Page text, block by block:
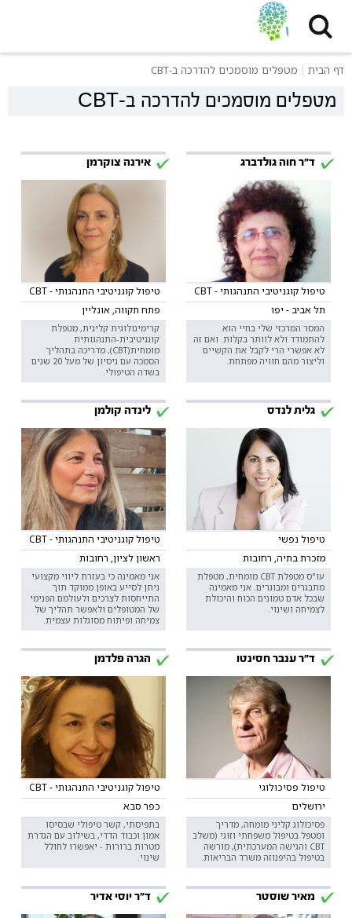
דף הבית מטפלים מוסמכים להדרכה ב-CBT
מטפלים מוסמכים להדרכה ב-CBT
ד"ר חוה גולדברג
טיפול קוגניטיבי התנהגותי - CBT
תל אביב - יפו
המסר המרכזי שלי בחיי הוא
להתמודד ולא לוותר בקלות. ואם זה
לא אפשרי הרי לקבל את הקשיים
וליצור מהם חוויה מפתחת.
אירנה צוקרמן
טיפול קוגניטיבי התנהגותי - CBT
פתח תקווה, אונליין
קרימינולוגית קלינית, מטפלת
קוגניטיבית-התנהגותית
מומחית(CBT), מדריכה בתהליך
הסמכה עם ניסיון של מעל 20 שנים
בשדה הטיפולי.
גלית לנדס
טיפול נפשי
מזכרת בתיה, רחובות
עו"ס מטפלת CBT מומחית, מטפלת
מתבגרים ומבוגרים. אני מאמינה
שבכל אדם טמונים הכוח והיכולת
לצמיחה ושינוי.
לינדה קולמן
טיפול קוגניטיבי התנהגותי - CBT
ראשון לציון, רחובות
אני מאמינה כי בעזרת ליווי מקצועי
ניתן לסייע באופן ממוקד תוך
התייחסות לצרכים ולעולמם הפנימי
של המטופלים ולאפשר תהליך של
צמיחה ופיתוח מסוגלות עצמית.
ד"ר ענבר חסינטו
טיפול פסיכולוגי
ירושלים
פסיכולוג קליני מומחה, מדריך
ומטפל בטיפול משפחתי וזוגי (משלב
CBT והגישה המערכתית), מורשה
בטיפול בהיפנוזה משרד הבריאות.
הגרה פלדמן
טיפול קוגניטיבי התנהגותי - CBT
כפר סבא
בתפיסתי, קשר טיפולי שבסיסו
אמון וכבוד הדדי, בשילוב עם הגדרת
מטרות ברורות - יאפשרו לחולל
שינוי.
מאיר שוסטר ד"ר יוסי אדיר